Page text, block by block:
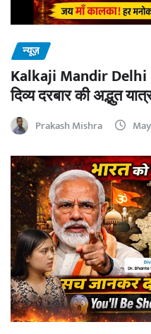
न्यूज़
Kalkaji Mandir Delhi
दिव्य दरबार की अद्भुत
Prakash Mishra